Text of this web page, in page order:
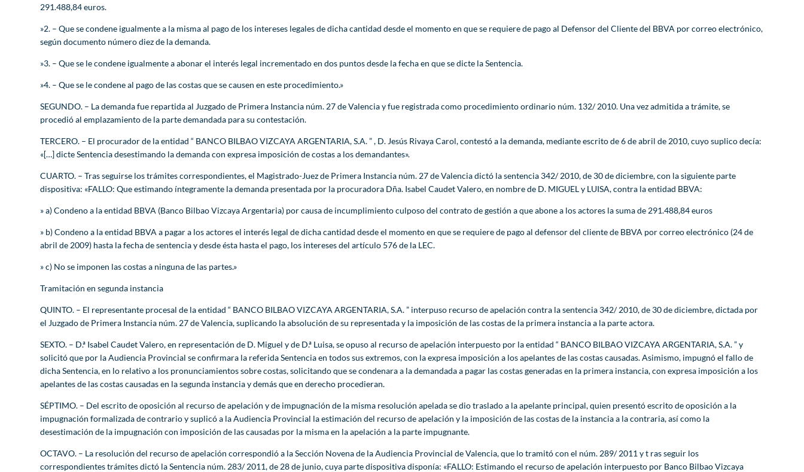
291.488,84 euros.
»2. – Que se condene igualmente a la misma al pago de los intereses legales de dicha cantidad desde el momento en que se requiere de pago al Defensor del Cliente del BBVA por correo electrónico,
según documento número diez de la demanda.
»3. – Que se le condene igualmente a abonar el interés legal incrementado en dos puntos desde la fecha en que se dicte la Sentencia.
»4. – Que se le condene al pago de las costas que se causen en este procedimiento.»
SEGUNDO. – La demanda fue repartida al Juzgado de Primera Instancia núm. 27 de Valencia y fue registrada como procedimiento ordinario núm. 132/ 2010. Una vez admitida a trámite, se
procedió al emplazamiento de la parte demandada para su contestación.
TERCERO. – El procurador de la entidad “ BANCO BILBAO VIZCAYA ARGENTARIA, S.A. ” , D. Jesús Rivaya Carol, contestó a la demanda, mediante escrito de 6 de abril de 2010, cuyo suplico decía:
«[…] dicte Sentencia desestimando la demanda con expresa imposición de costas a los demandantes».
CUARTO. – Tras seguirse los trámites correspondientes, el Magistrado-Juez de Primera Instancia núm. 27 de Valencia dictó la sentencia 342/ 2010, de 30 de diciembre, con la siguiente parte
dispositiva: «FALLO: Que estimando íntegramente la demanda presentada por la procuradora Dña. Isabel Caudet Valero, en nombre de D. MIGUEL y LUISA, contra la entidad BBVA:
» a) Condeno a la entidad BBVA (Banco Bilbao Vizcaya Argentaria) por causa de incumplimiento culposo del contrato de gestión a que abone a los actores la suma de 291.488,84 euros
» b) Condeno a la entidad BBVA a pagar a los actores el interés legal de dicha cantidad desde el momento en que se requiere de pago al defensor del cliente de BBVA por correo electrónico (24 de
abril de 2009) hasta la fecha de sentencia y desde ésta hasta el pago, los intereses del artículo 576 de la LEC.
» c) No se imponen las costas a ninguna de las partes.»
Tramitación en segunda instancia
QUINTO. – El representante procesal de la entidad “ BANCO BILBAO VIZCAYA ARGENTARIA, S.A. ” interpuso recurso de apelación contra la sentencia 342/ 2010, de 30 de diciembre, dictada por
el Juzgado de Primera Instancia núm. 27 de Valencia, suplicando la absolución de su representada y la imposición de las costas de la primera instancia a la parte actora.
SEXTO. – D.ª Isabel Caudet Valero, en representación de D. Miguel y de D.ª Luisa, se opuso al recurso de apelación interpuesto por la entidad “ BANCO BILBAO VIZCAYA ARGENTARIA, S.A. ” y
solicitó que por la Audiencia Provincial se confirmara la referida Sentencia en todos sus extremos, con la expresa imposición a los apelantes de las costas causadas. Asimismo, impugnó el fallo de
dicha Sentencia, en lo relativo a los pronunciamientos sobre costas, solicitando que se condenara a la demandada a pagar las costas generadas en la primera instancia, con expresa imposición a los
apelantes de las costas causadas en la segunda instancia y demás que en derecho procedieran.
SÉPTIMO. – Del escrito de oposición al recurso de apelación y de impugnación de la misma resolución apelada se dio traslado a la apelante principal, quien presentó escrito de oposición a la
impugnación formalizada de contrario y suplicó a la Audiencia Provincial la estimación del recurso de apelación y la imposición de las costas de la instancia a la contraria, así como la
desestimación de la impugnación con imposición de las causadas por la misma en la apelación a la parte impugnante.
OCTAVO. – La resolución del recurso de apelación correspondió a la Sección Novena de la Audiencia Provincial de Valencia, que lo tramitó con el núm. 289/ 2011 y t ras seguir los
correspondientes trámites dictó la Sentencia núm. 283/ 2011, de 28 de junio, cuya parte dispositiva disponía: «FALLO: Estimando el recurso de apelación interpuesto por Banco Bilbao Vizcaya